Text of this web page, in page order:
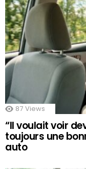
87 Views
“Il voulait voir
toujours une
auto